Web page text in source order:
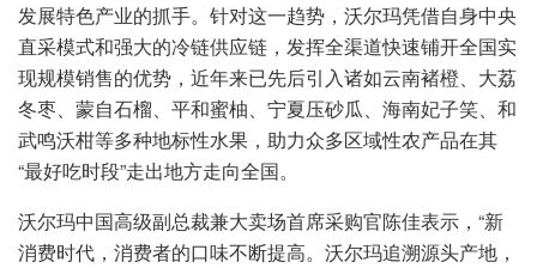
发展特色产业的抓手。针对这一趋势，沃尔玛凭借自身中央
直采模式和强大的冷链供应链，发挥全渠道快速铺开全国实
现规模销售的优势，近年来已先后引入诸如云南褚橙、大荔
冬枣、蒙自石榴、平和蜜柚、宁夏压砂瓜、海南妃子笑、和
武鸣沃柑等多种地标性水果，助力众多区域性农产品在其
“最好吃时段”走出地方走向全国。
沃尔玛中国高级副总裁兼大卖场首席采购官陈佳表示，“新
消费时代，消费者的口味不断提高。沃尔玛追溯源头产地，